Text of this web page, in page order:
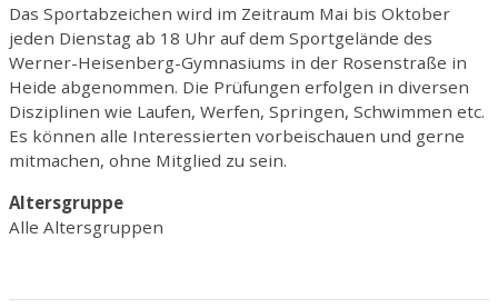
Das Sportabzeichen wird im Zeitraum Mai bis Oktober
jeden Dienstag ab 18 Uhr auf dem Sportgelände des
Werner-Heisenberg-Gymnasiums in der Rosenstraße in
Heide abgenommen. Die Prüfungen erfolgen in diversen
Disziplinen wie Laufen, Werfen, Springen, Schwimmen etc.
Es können alle Interessierten vorbeischauen und gerne
mitmachen, ohne Mitglied zu sein.
Altersgruppe
Alle Altersgruppen